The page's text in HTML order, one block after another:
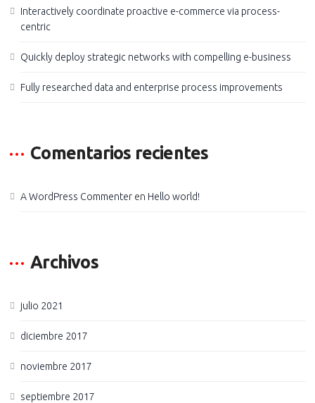
Interactively coordinate proactive e-commerce via process-
centric
Quickly deploy strategic networks with compelling e-business
Fully researched data and enterprise process improvements
Comentarios recientes
A WordPress Commenteren Hello world!
Archivos
julio 2021
diciembre 2017
noviembre 2017
septiembre 2017